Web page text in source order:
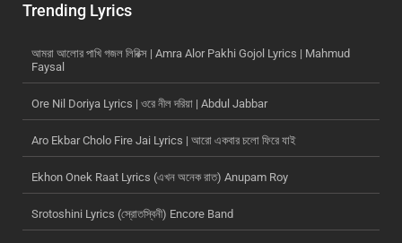
Trending Lyrics
আমরা আলোর পাখি গজল লিরিক্স | Amra Alor Pakhi Gojol Lyrics | Mahmud
Faysal
Ore Nil Doriya Lyrics | ওরে নীল দরিয়া | Abdul Jabbar
Aro Ekbar Cholo Fire Jai Lyrics | আরো একবার চলো ফিরে যাই
Ekhon Onek Raat Lyrics (এখন অনেক রাত) Anupam Roy
Srotoshini Lyrics (স্রোতস্বিনী) Encore Band